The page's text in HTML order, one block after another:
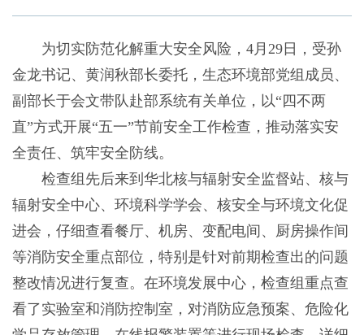
为切实防范化解重大安全风险，4月29日，受孙
金龙书记、黄润秋部长委托，生态环境部党组成员、
副部长于会文带队赴部系统有关单位，以“四不两
直”方式开展“五一”节前安全工作检查，推动落实安
全责任、筑牢安全防线。
检查组先后来到华北核与辐射安全监督站、核与
辐射安全中心、环境科学学会、核安全与环境文化促
进会，仔细查看餐厅、机房、变配电间、厨房操作间
等消防安全重点部位，特别是针对前期检查出的问题
整改情况进行复查。在环境发展中心，检查组重点查
看了实验室和消防控制室，对消防应急预案、危险化